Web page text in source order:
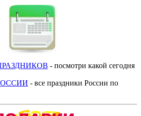
- посмотри какой сегодня
- все праздники России по